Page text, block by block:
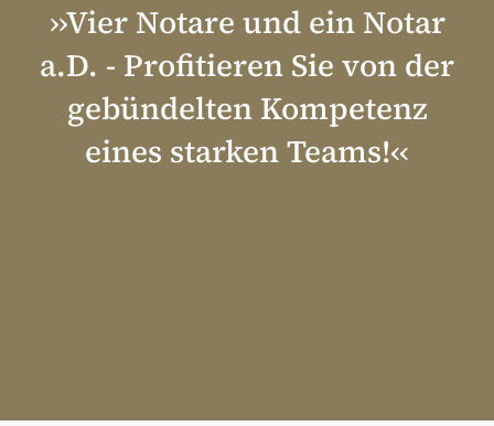
››Vier Notare und ein Notar
a.D. - Profitieren Sie von der
gebündelten Kompetenz
eines starken Teams!‹‹